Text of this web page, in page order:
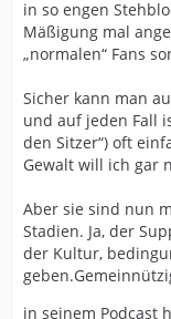
in so engen
Mäßigung mal
„normalen“ Fans
Sicher kann man
und auf jeden Fall
den Sitzer“) oft
Gewalt will ich gar
Aber sie sind nun
Stadien. Ja, der
der Kultur,
in seinem Podcast